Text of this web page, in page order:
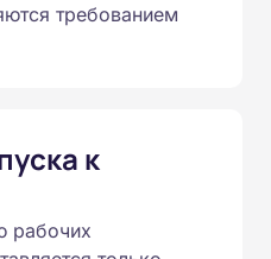
требованием
к
рабочих